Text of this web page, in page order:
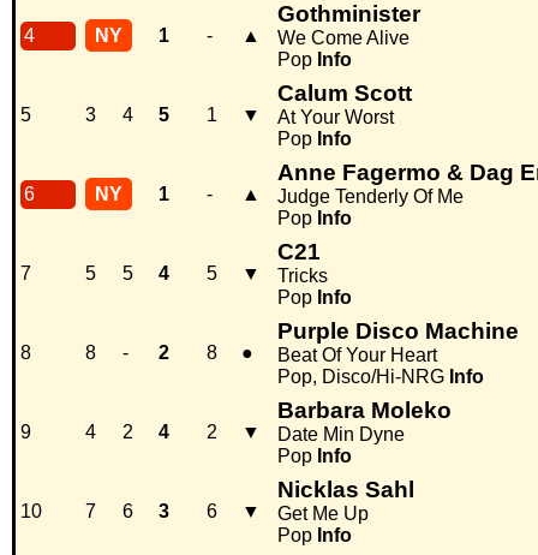
4 NY 1 - ▲
Gothminister
We Come Alive
Pop Info
5 3 4 5 1 ▼
Calum Scott
At Your Worst
Pop Info
6 NY 1 - ▲
Anne Fagermo & Dag
Judge Tenderly Of Me
Pop Info
7 5 5 4 5 ▼
C21
Tricks
Pop Info
8 8 - 2 8 ●
Purple Disco Machine
Beat Of Your Heart
Pop, Disco/Hi-NRG Info
9 4 2 4 2 ▼
Barbara Moleko
Date Min Dyne
Pop Info
10 7 6 3 6 ▼
Nicklas Sahl
Get Me Up
Pop Info